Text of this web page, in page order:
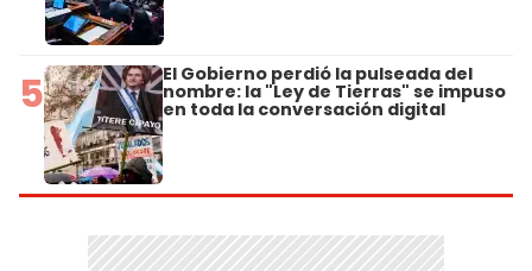
5 El Gobierno perdió la pulseada del
nombre: la "Ley de Tierras" se impuso
en toda la conversación digital